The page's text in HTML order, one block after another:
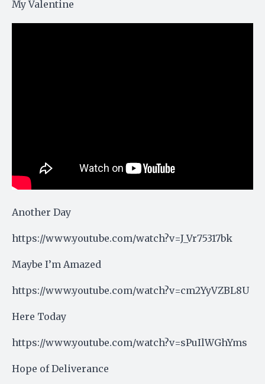
My Valentine
Another Day
https://www.youtube.com/watch?v=J_Vr75317bk
Maybe I’m Amazed
https://www.youtube.com/watch?v=cm2YyVZBL8U
Here Today
https://www.youtube.com/watch?v=sPuIlWGhYms
Hope of Deliverance